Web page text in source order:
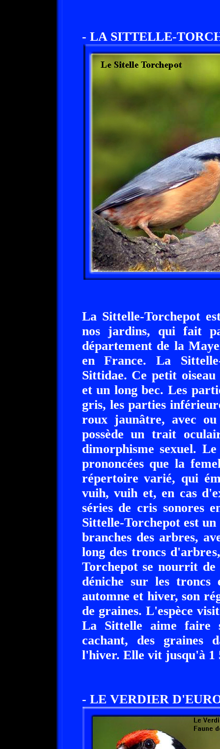
- LA SITTELLE-
La Sittelle-Torchepot
nos jardins, qui fait
département de la
en France. La
Sittidae. Ce petit
et un long bec. Les
gris, les parties
roux jaunâtre, avec
possède un trait
dimorphisme sexuel.
prononcées que la
répertoire varié, qui
vuih, vuih et, en cas
séries de cris sonores
Sittelle-Torchepot est un
branches des arbres,
long des troncs
Torchepot se nourrit
déniche sur les troncs
automne et hiver, son
de graines. L'espèce
La Sittelle aime faire
cachant, des graines
l'hiver. Elle vit jusqu'à 1
- LE VERDIER